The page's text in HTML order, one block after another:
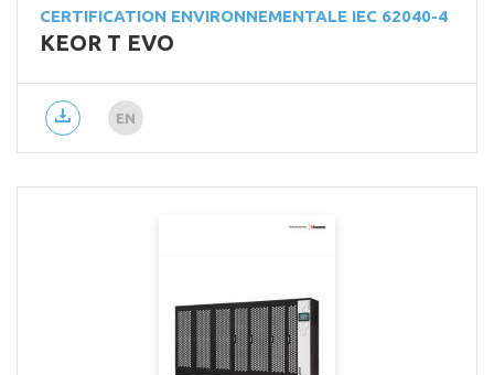
CERTIFICATION ENVIRONNEMENTALE IEC 62040-4
KEOR T EVO
EN